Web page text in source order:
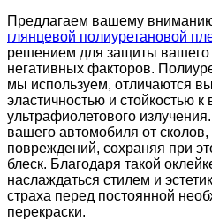
Предлагаем вашему
глянцевой полиуретановой
решением для защиты вашего
негативных факторов.
мы используем, отличаются
эластичностью и стойкостью к
ультрафиолетового
вашего автомобиля от
повреждений, сохраняя при
блеск. Благодаря такой
наслаждаться стилем и
страха перед постоянной
перекраски.